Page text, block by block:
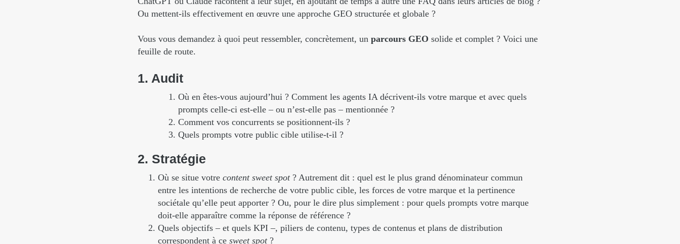
Ou mettent-ils effectivement en œuvre une approche GEO structurée et globale ?
Vous vous demandez à quoi peut ressembler, concrètement, un parcours GEO solide et complet ? Voici une
feuille de route.
1. Audit
Où en êtes-vous aujourd’hui ? Comment les agents IA décrivent-ils votre marque et avec quels
prompts celle-ci est-elle – ou n’est-elle pas – mentionnée ?
Comment vos concurrents se positionnent-ils ?
Quels prompts votre public cible utilise-t-il ?
2. Stratégie
Où se situe votre content sweet spot ? Autrement dit : quel est le plus grand dénominateur commun
entre les intentions de recherche de votre public cible, les forces de votre marque et la pertinence
sociétale qu’elle peut apporter ? Ou, pour le dire plus simplement : pour quels prompts votre marque
doit-elle apparaître comme la réponse de référence ?
Quels objectifs – et quels KPI –, piliers de contenu, types de contenus et plans de distribution
correspondent à ce sweet spot ?